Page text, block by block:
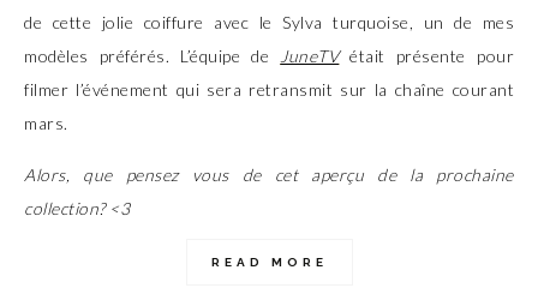
de cette jolie coiffure avec le Sylva turquoise, un de mes
modèles préférés. L’équipe de
JuneTVétait présente pour
filmer l’événement qui sera retransmit sur la chaîne courant
mars.
Alors, que pensez vous de cet aperçu de la prochaine
collection? <3
READ MORE